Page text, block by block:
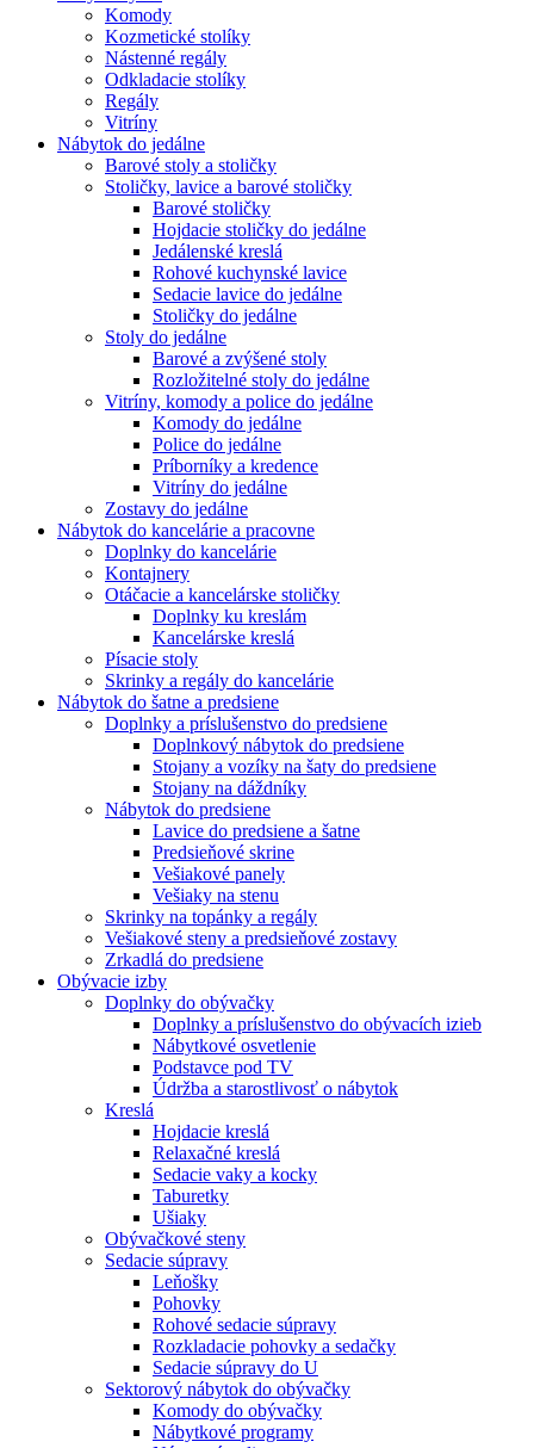
Komody
Kozmetické stolíky
Nástenné regály
Odkladacie stolíky
Regály
Vitríny
Nábytok do jedálne
Barové stoly a stoličky
Stoličky, lavice a barové stoličky
Barové stoličky
Hojdacie stoličky do jedálne
Jedálenské kreslá
Rohové kuchynské lavice
Sedacie lavice do jedálne
Stoličky do jedálne
Stoly do jedálne
Barové a zvýšené stoly
Rozložitelné stoly do jedálne
Vitríny, komody a police do jedálne
Komody do jedálne
Police do jedálne
Príborníky a kredence
Vitríny do jedálne
Zostavy do jedálne
Nábytok do kancelárie a pracovne
Doplnky do kancelárie
Kontajnery
Otáčacie a kancelárske stoličky
Doplnky ku kreslám
Kancelárske kreslá
Písacie stoly
Skrinky a regály do kancelárie
Nábytok do šatne a predsiene
Doplnky a príslušenstvo do predsiene
Doplnkový nábytok do predsiene
Stojany a vozíky na šaty do predsiene
Stojany na dáždníky
Nábytok do predsiene
Lavice do predsiene a šatne
Predsieňové skrine
Vešiakové panely
Vešiaky na stenu
Skrinky na topánky a regály
Vešiakové steny a predsieňové zostavy
Zrkadlá do predsiene
Obývacie izby
Doplnky do obývačky
Doplnky a príslušenstvo do obývacích izieb
Nábytkové osvetlenie
Podstavce pod TV
Údržba a starostlivosť o nábytok
Kreslá
Hojdacie kreslá
Relaxačné kreslá
Sedacie vaky a kocky
Taburetky
Ušiaky
Obývačkové steny
Sedacie súpravy
Leňošky
Pohovky
Rohové sedacie súpravy
Rozkladacie pohovky a sedačky
Sedacie súpravy do U
Sektorový nábytok do obývačky
Komody do obývačky
Nábytkové programy